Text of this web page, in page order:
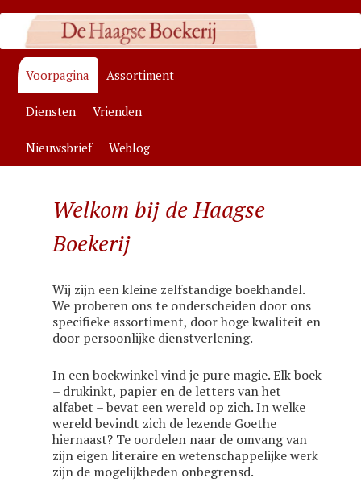
Haagse Boekerij
Zelfstandige algemene boekhandel in Den Haag, specialisaties:
antroposofie, wenskaarten
Hoofdmenu
Spring
naar
de
Spring
naar
de
Voorpagina Assortiment
Diensten Vrienden
Nieuwsbrief Weblog
Welkom bij de Haagse
Boekerij
Wij zijn een kleine zelfstandige boekhandel.
We proberen ons te onderscheiden door ons
specifieke assortiment, door hoge kwaliteit en
door persoonlijke dienstverlening.
In een boekwinkel vind je pure magie. Elk boek
– drukinkt, papier en de letters van het
alfabet – bevat een wereld op zich. In welke
wereld bevindt zich de lezende Goethe
hiernaast? Te oordelen naar de omvang van
zijn eigen literaire en wetenschappelijke werk
zijn de mogelijkheden onbegrensd.